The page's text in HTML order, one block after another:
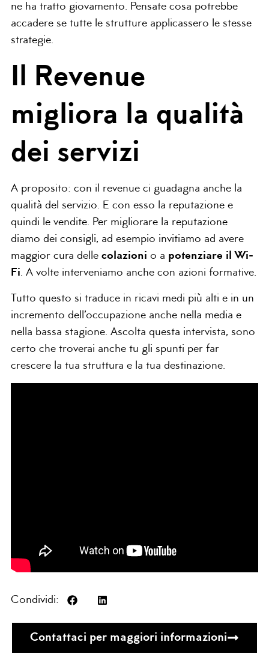
ne ha tratto giovamento. Pensate cosa potrebbe
accadere se tutte le strutture applicassero le stesse
strategie.
Il Revenue
migliora la qualità
dei servizi
A proposito: con il revenue ci guadagna anche la
qualità del servizio. E con esso la reputazione e
quindi le vendite. Per migliorare la reputazione
diamo dei consigli, ad esempio invitiamo ad avere
maggior cura delle colazioni o a potenziare il Wi-
Fi. A volte interveniamo anche con azioni formative.
Tutto questo si traduce in ricavi medi più alti e in un
incremento dell’occupazione anche nella media e
nella bassa stagione. Ascolta questa intervista, sono
certo che troverai anche tu gli spunti per far
crescere la tua struttura e la tua destinazione.
Condividi:
Contattaci per maggiori informazioni